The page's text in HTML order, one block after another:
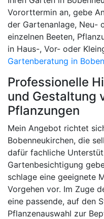
Vororttermin an, gebe
der Gartenanlage, Neu-
einzelnen Beeten,
in Haus-, Vor- oder
Gartenberatung in
Professionelle
und Gestaltung
Pflanzungen
Mein Angebot richtet
Bobenneukirchen, die
dafür fachliche
Gartenbesichtigung
schlage eine geeignete
Vorgehen vor. Im Zuge
eine passende, auf den
Pflanzenauswahl zur